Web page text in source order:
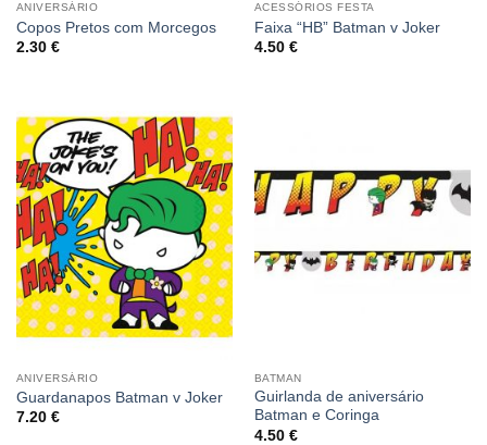
ANIVERSÁRIO
Copos Pretos com Morcegos
2.30 €
ACESSÓRIOS FESTA
Faixa “HB” Batman v Joker
4.50 €
ANIVERSÁRIO
Guardanapos Batman v Joker
7.20 €
BATMAN
Guirlanda de aniversário
Batman e Coringa
4.50 €